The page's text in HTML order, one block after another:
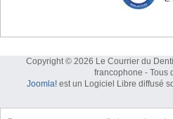
Copyright © 2026 Le Courrier du
francophone - Tous
Joomla!est un Logiciel Libre diffusé